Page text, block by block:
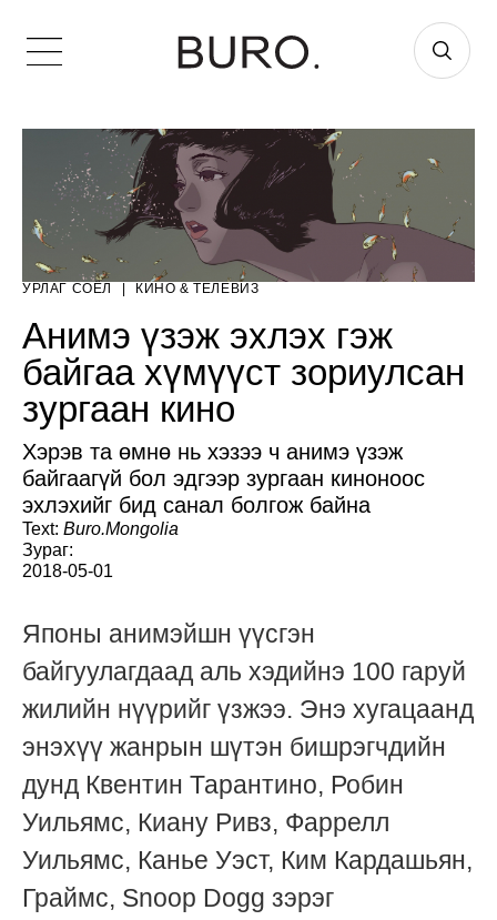
УРЛАГ СОЁЛ КИНО & ТЕЛЕВИЗ
Анимэ үзэж эхлэх гэж
байгаа хүмүүст зориулсан
зургаан кино
Хэрэв та өмнө нь хэзээ ч анимэ үзэж
байгаагүй бол эдгээр зургаан киноноос
эхлэхийг бид санал болгож байна
Text: Buro.Mongolia
Зураг:
2018-05-01
Японы анимэйшн үүсгэн
байгуулагдаад аль хэдийнэ 100 гаруй
жилийн нүүрийг үзжээ. Энэ хугацаанд
энэхүү жанрын шүтэн бишрэгчдийн
дунд Квентин Тарантино, Робин
Уильямс, Киану Ривз, Фаррелл
Уильямс, Канье Уэст, Ким Кардашьян,
Граймс, Snoop Dogg зэрэг